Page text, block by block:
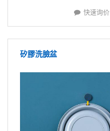
快速询价
矽膠洗臉盆